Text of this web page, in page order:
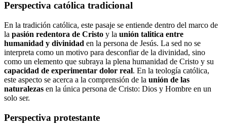
Perspectiva católica tradicional
En la tradición católica, este pasaje se entiende dentro del marco de
la pasión redentora de Cristo y la unión talitica entre
humanidad y divinidad en la persona de Jesús. La sed no se
interpreta como un motivo para desconfiar de la divinidad, sino
como un elemento que subraya la plena humanidad de Cristo y su
capacidad de experimentar dolor real. En la teología católica,
este aspecto se acerca a la comprensión de la unión de las
naturalezas en la única persona de Cristo: Dios y Hombre en un
solo ser.
Perspectiva protestante